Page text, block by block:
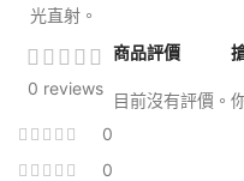
光直射。
0 reviews
0
0
商品評價
目前沒有評價。